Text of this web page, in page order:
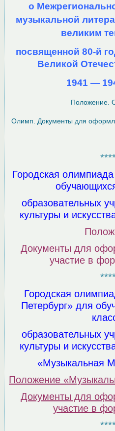
о
музыкальной
великим
посвященной 80-й
Великой
1941 —
Положение.
Олимп. Документы для
Городская
образовательных
культуры и
Документы для
участие в
Городская
Петербург» для
образовательных
культуры и
«Музыкальная
Положение
Документы для
участие в